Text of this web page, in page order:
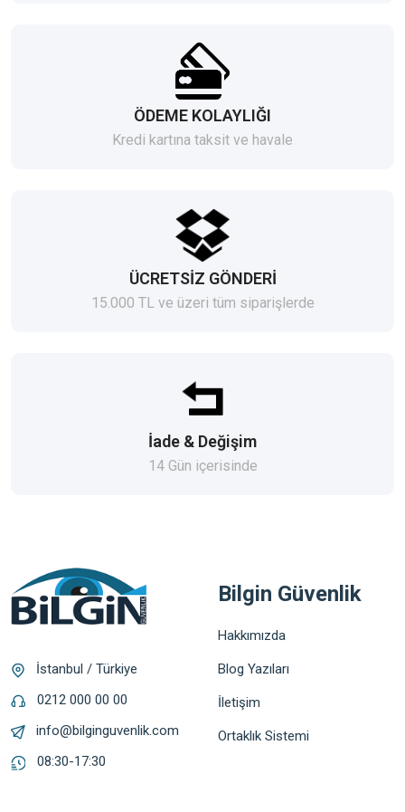
ÖDEME KOLAYLIĞI
Kredi kartına taksit ve havale
ÜCRETSİZ GÖNDERİ
15.000 TL ve üzeri tüm siparişlerde
İade & Değişim
14 Gün içerisinde
İstanbul / Türkiye
0212 000 00 00
info@bilginguvenlik.com
08:30-17:30
Bilgin Güvenlik
Hakkımızda
Blog Yazıları
İletişim
Ortaklık Sistemi